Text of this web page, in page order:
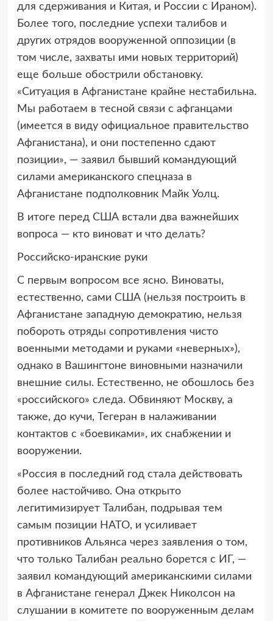
для сдерживания и Китая, и России с Ираном).
Более того, последние успехи талибов и
других отрядов вооруженной оппозиции (в
том числе, захваты ими новых территорий)
еще больше обострили обстановку.
«Ситуация в Афганистане крайне нестабильна.
Мы работаем в тесной связи с афганцами
(имеется в виду официальное правительство
Афганистана), и они постепенно сдают
позиции», — заявил бывший командующий
силами американского спецназа в
Афганистане подполковник Майк Уолц.
В итоге перед США встали два важнейших
вопроса — кто виноват и что делать?
Российско-иранские руки
С первым вопросом все ясно. Виноваты,
естественно, сами США (нельзя построить в
Афганистане западную демократию, нельзя
побороть отряды сопротивления чисто
военными методами и руками «неверных»),
однако в Вашингтоне виновными назначили
внешние силы. Естественно, не обошлось без
«российского» следа. Обвиняют Москву, а
также, до кучи, Тегеран в налаживании
контактов с «боевиками», их снабжении и
вооружении.
«Россия в последний год стала действовать
более настойчиво. Она открыто
легитимизирует Талибан, подрывая тем
самым позиции НАТО, и усиливает
противников Альянса через заявления о том,
что только Талибан реально борется с ИГ, —
заявил командующий американскими силами
в Афганистане генерал Джек Николсон на
слушании в комитете по вооруженным делам